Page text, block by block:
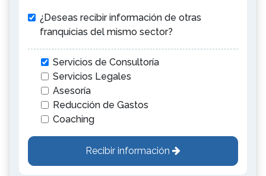
¿Deseas recibir información de otras
franquicias del mismo sector?
Servicios de Consultoría
Servicios Legales
Asesoría
Reducción de Gastos
Coaching
Recibir información